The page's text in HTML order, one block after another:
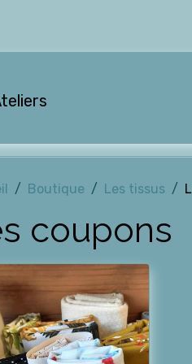
Boutique Les tissus
coupons